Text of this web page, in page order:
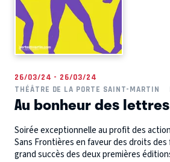
26/03/24 - 26/03/24
THÉÂTRE DE LA PORTE SAINT-MARTIN
Au bonheur des lettres
Soirée exceptionnelle au profit des
Sans Frontières en faveur des droits
grand succès des deux premières